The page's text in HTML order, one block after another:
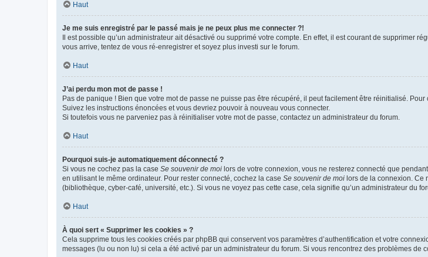
Haut
Je me suis enregistré par le passé mais je ne peux plus me connecter ?!
Il est possible qu’un administrateur ait désactivé ou supprimé votre compte. En effet, il est courant de supprimer
vous arrive, tentez de vous ré-enregistrer et soyez plus investi sur le forum.
Haut
J’ai perdu mon mot de passe !
Pas de panique ! Bien que votre mot de passe ne puisse pas être récupéré, il peut facilement être réinitialisé.
Suivez les instructions énoncées et vous devriez pouvoir à nouveau vous connecter.
Si toutefois vous ne parveniez pas à réinitialiser votre mot de passe, contactez un administrateur du forum.
Haut
Pourquoi suis-je automatiquement déconnecté ?
Si vous ne cochez pas la case Se souvenir de moi lors de votre connexion, vous ne resterez connecté que
en utilisant le même ordinateur. Pour rester connecté, cochez la case Se souvenir de moi lors de la connexion. Ce
(bibliothèque, cyber-café, université, etc.). Si vous ne voyez pas cette case, cela signifie qu’un administrateur du
Haut
À quoi sert « Supprimer les cookies » ?
Cela supprime tous les cookies créés par phpBB qui conservent vos paramètres d’authentification et votre
messages (lu ou non lu) si cela a été activé par un administrateur du forum. Si vous rencontrez des problèmes